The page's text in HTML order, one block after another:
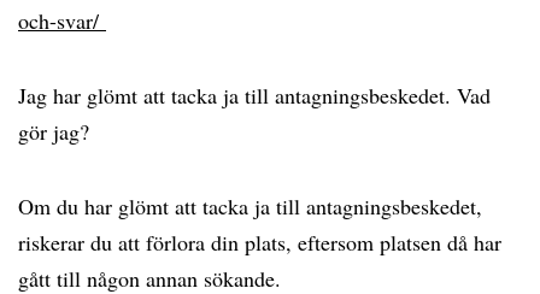
och-svar/
Jag har glömt att tacka ja till antagningsbeskedet. Vad
gör jag?
Om du har glömt att tacka ja till antagningsbeskedet,
riskerar du att förlora din plats, eftersom platsen då har
gått till någon annan sökande.